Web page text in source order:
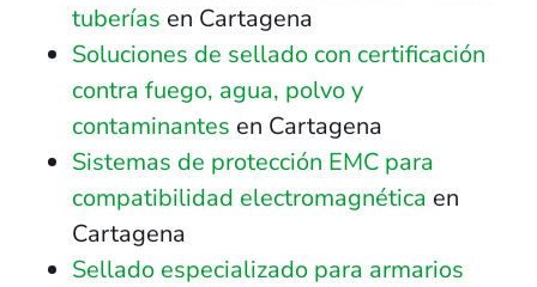
tuberías en Cartagena
Soluciones de sellado con certificación
contra fuego, agua, polvo y
contaminantes en Cartagena
Sistemas de protección EMC para
compatibilidad electromagnética en
Cartagena
Sellado especializado para armarios